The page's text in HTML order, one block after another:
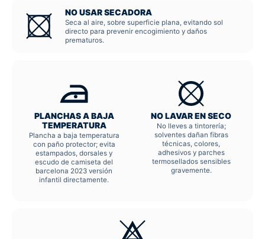
NO USAR SECADORA
Seca al aire, sobre superficie plana, evitando sol
directo para prevenir encogimiento y daños
prematuros.
PLANCHAS A BAJA
TEMPERATURA
Plancha a baja temperatura
con paño protector; evita
estampados, dorsales y
escudo de camiseta del
barcelona 2023 versión
infantil directamente.
NO LAVAR EN SECO
No lleves a tintorería;
solventes dañan fibras
técnicas, colores,
adhesivos y parches
termosellados sensibles
gravemente.